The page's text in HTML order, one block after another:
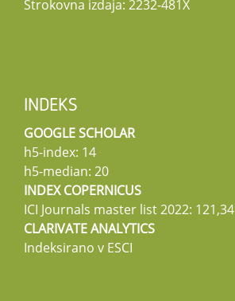
Strokovna izdaja: 2232-481X
INDEKS
GOOGLE SCHOLAR
h5-index: 14
h5-median: 20
INDEX COPERNICUS
ICI Journals master list 2022: 121,34
CLARIVATE ANALYTICS
Indeksirano v ESCI